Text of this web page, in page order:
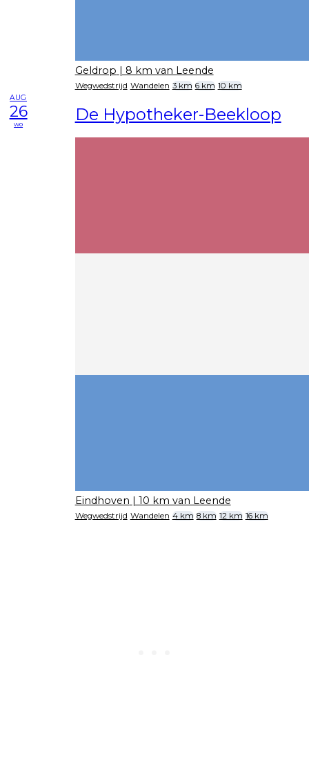
Geldrop | 8 km van Leende
Wegwedstrijd Wandelen 3 km 6 km 10 km
AUG
26
wo De Hypotheker-Beekloop
Eindhoven | 10 km van Leende
Wegwedstrijd Wandelen 4 km 8 km 12 km 16 km